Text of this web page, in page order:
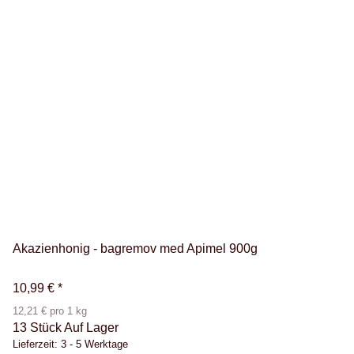
Akazienhonig - bagremov med Apimel 900g
10,99 € *
12,21 € pro 1 kg
13 Stück Auf Lager
Lieferzeit: 3 - 5 Werktage